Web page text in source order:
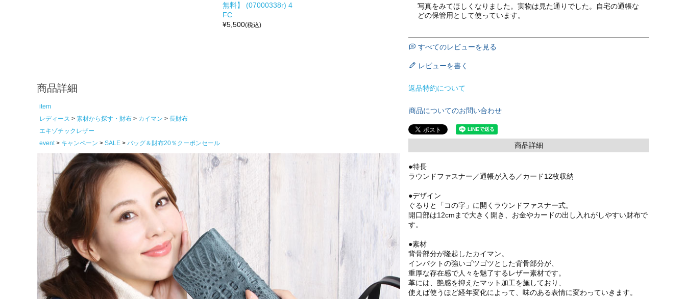
無料】 (07000338r) 4
FC
¥5,500(税込)
商品詳細
item
レディース
素材から探す・財布 カイマン
長財布
エキゾチックレザー
event
キャンペーン SALE バッグ＆財布20％クーポンセール
写真をみてほしくなりました。実物は見た通りでした。自宅の通帳な
どの保管用として使っています。
すべてのレビューを見る
レビューを書く
返品特約について
商品についてのお問い合わせ
商品詳細
●特長
ラウンドファスナー／通帳が入る／カード12枚収納
●デザイン
ぐるりと「コの字」に開くラウンドファスナー式。
開口部は12cmまで大きく開き、お金やカードの出し入れがしやすい財布で
す。
●素材
背骨部分が隆起したカイマン。
インパクトの強いゴツゴツとした背骨部分が、
重厚な存在感で人々を魅了するレザー素材です。
革には、艶感を抑えたマット加工を施しており、
使えば使うほど経年変化によって、味のある表情に変わっていきます。